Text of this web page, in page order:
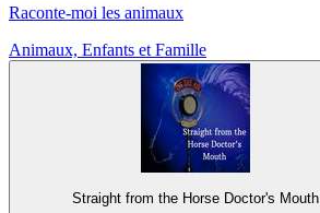
Raconte-moi les animaux
Animaux, Enfants et Famille
Straight from the Horse Doctor's Mouth